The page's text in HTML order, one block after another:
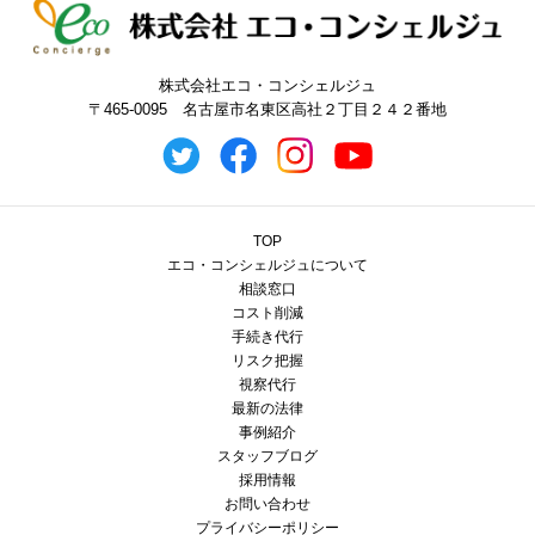
株式会社エコ・コンシェルジュ
〒465-0095 名古屋市名東区高社２丁目２４２番地
TOP
エコ・コンシェルジュについて
相談窓口
コスト削減
手続き代行
リスク把握
視察代行
最新の法律
事例紹介
スタッフブログ
採用情報
お問い合わせ
プライバシーポリシー